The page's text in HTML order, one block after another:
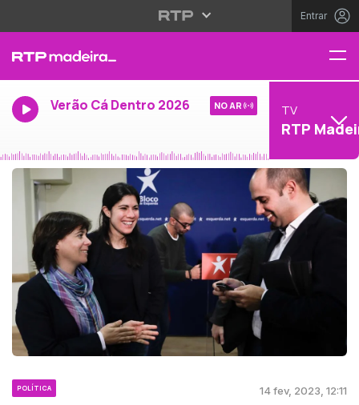
Entrar
Verão Cá Dentro 2026 NO AR TV
RTP
POLÍTICA 14 fev, 2023, 12:11